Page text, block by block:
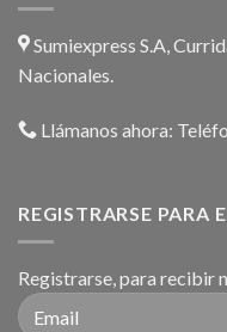
Sumiexpress S.A,
Nacionales.
Llámanos ahora:
REGISTRARSE PARA
Registrarse, para recibir